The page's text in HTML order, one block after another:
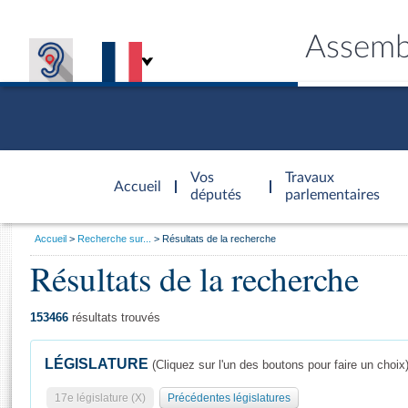
Accueil
d'accueil
Vos
députés
Travaux
parlementaires
Général
Vous
Accueil Recherche sur... Résultats de la recherche
Résultats de la recherche
153466 résultats trouvés
LÉGISLATURE (Cliquez sur l'un des boutons pour faire un choix)
17e législature (X) Précédentes législatures